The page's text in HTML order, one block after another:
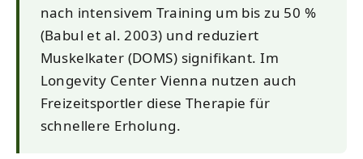
nach intensivem Training um bis zu 50 %
(Babul et al. 2003) und reduziert
Muskelkater (DOMS) signifikant. Im
Longevity Center Vienna nutzen auch
Freizeitsportler diese Therapie für
schnellere Erholung.